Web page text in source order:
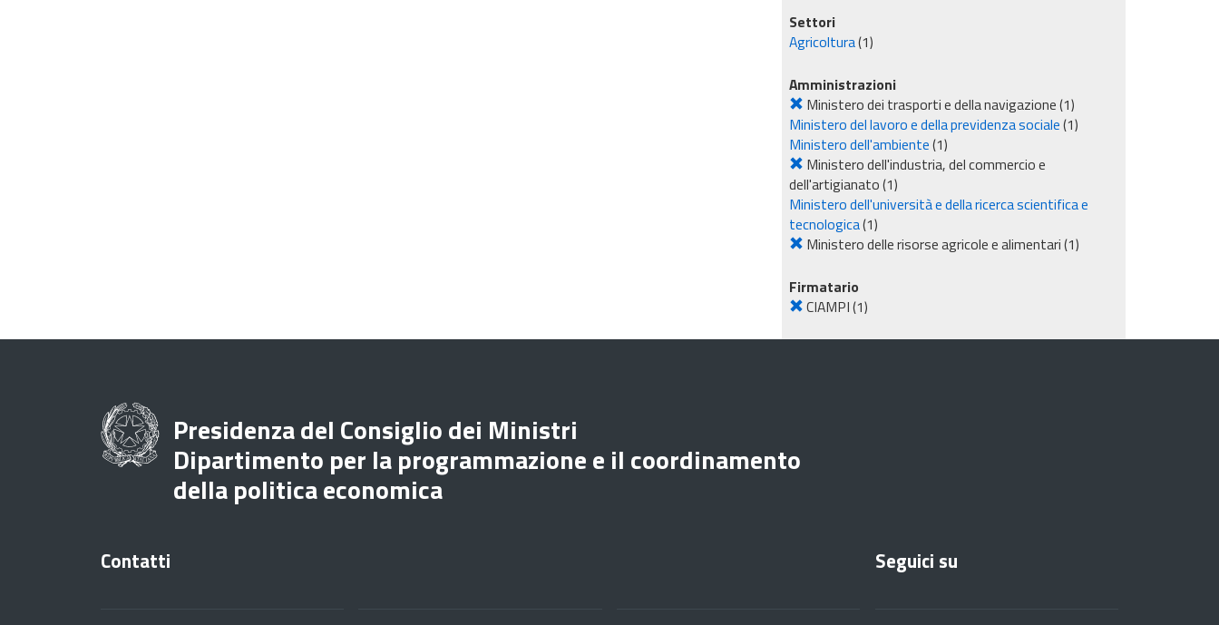
Settori
Agricoltura(1)
Amministrazioni
Ministero dei trasporti e della navigazione(1)
Ministero del lavoro e della previdenza sociale(1)
Ministero dell'ambiente(1)
Ministero dell'industria, del commercio e
dell'artigianato(1)
Ministero dell'università e della ricerca scientifica e
tecnologica(1)
Ministero delle risorse agricole e alimentari(1)
Firmatario
CIAMPI(1)
Presidenza del Consiglio dei Ministri
Dipartimento per la programmazione e il coordinamento
della politica economica
Contatti Seguici su